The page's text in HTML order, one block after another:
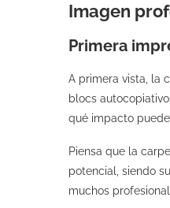
Imagen
Primera
A primera vista, la
blocs
qué impacto
Piensa que la
potencial, siendo
muchos